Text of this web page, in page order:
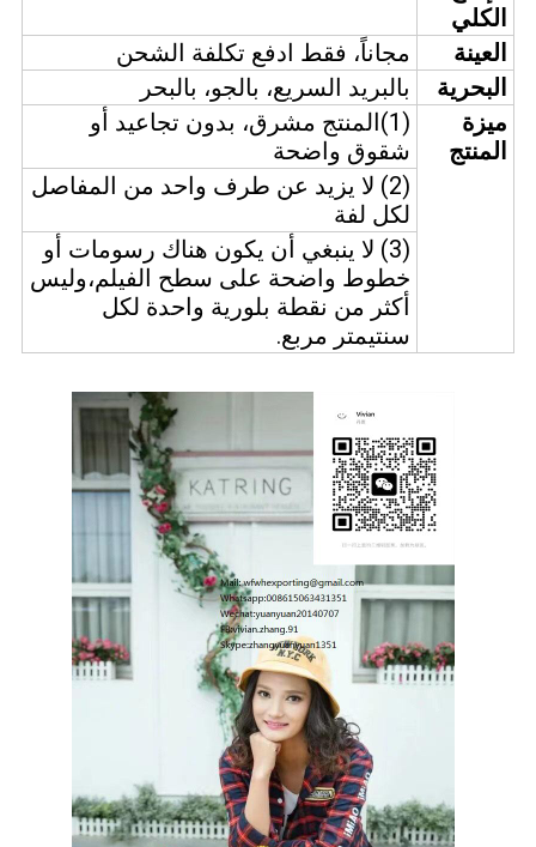
الكلي
العينة
مجاناً، فقط ادفع تكلفة الشحن
البحرية
بالبريد السريع، بالجو، بالبحر
ميزة
المنتج
(1)المنتج مشرق، بدون تجاعيد أو
شقوق واضحة
(2) لا يزيد عن طرف واحد من المفاصل
لكل لفة
(3) لا ينبغي أن يكون هناك رسومات أو
خطوط واضحة على سطح الفيلم،وليس
أكثر من نقطة بلورية واحدة لكل
سنتيمتر مربع.